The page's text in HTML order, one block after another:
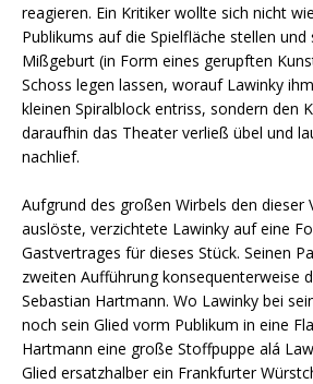
reagieren. Ein Kritiker wollte sich nicht
Publikums auf die Spielfläche stellen und
Mißgeburt (in Form eines gerupften
Schoss legen lassen, worauf Lawinky
kleinen Spiralblock entriss, sondern den
daraufhin das Theater verließ übel und
nachlief.
Aufgrund des großen Wirbels den dieser
auslöste, verzichtete Lawinky auf eine
Gastvertrages für dieses Stück. Seinen
zweiten Aufführung konsequenterweise
Sebastian Hartmann. Wo Lawinky bei
noch sein Glied vorm Publikum in eine
Hartmann eine große Stoffpuppe alá
Glied ersatzhalber ein Frankfurter